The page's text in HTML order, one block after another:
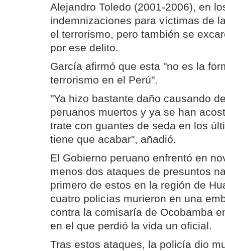
Alejandro Toledo (2001-2006), en
indemnizaciones para víctimas de
el terrorismo, pero también se
por ese delito.
García afirmó que esta "no es la
terrorismo en el Perú".
"Ya hizo bastante daño causando
peruanos muertos y ya se han
trate con guantes de seda en los
tiene que acabar", añadió.
El Gobierno peruano enfrentó en
menos dos ataques de presuntos
primero de estos en la región de
cuatro policías murieron en una
contra la comisaría de Ocobamba
en el que perdió la vida un oficial.
Tras estos ataques, la policía dio